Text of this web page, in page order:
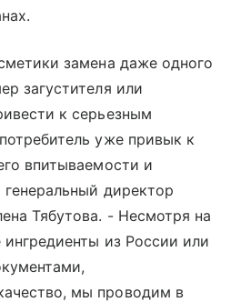
замена даже одного
загустителя или
к серьезным
уже привык к
впитываемости и
генеральный директор
Тябутова. - Несмотря на
из России или
мы проводим в